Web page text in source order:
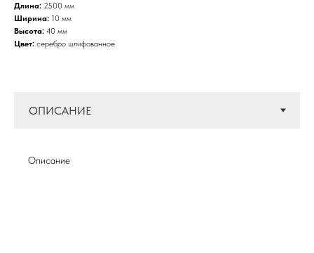
Длина: 2500 мм
Ширина: 10 мм
Высота: 40 мм
Цвет: серебро шлифованное
Описание